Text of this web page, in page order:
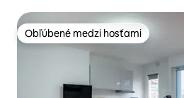
Obľúbené medzi hosťami
Obľúbené medzi hosťami